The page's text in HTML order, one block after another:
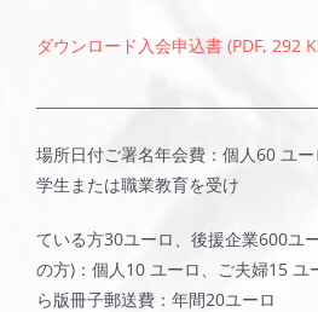
ダウンロード入会申込書 (PDF, 292
場所日付ご署名年会費：個人60 ユー
学生または職業教育を受け
ている方30ユーロ、後援企業600ユ
の方)：個人10 ユーロ、ご夫婦15 ユ
ら版冊子郵送費：年間20ユーロ